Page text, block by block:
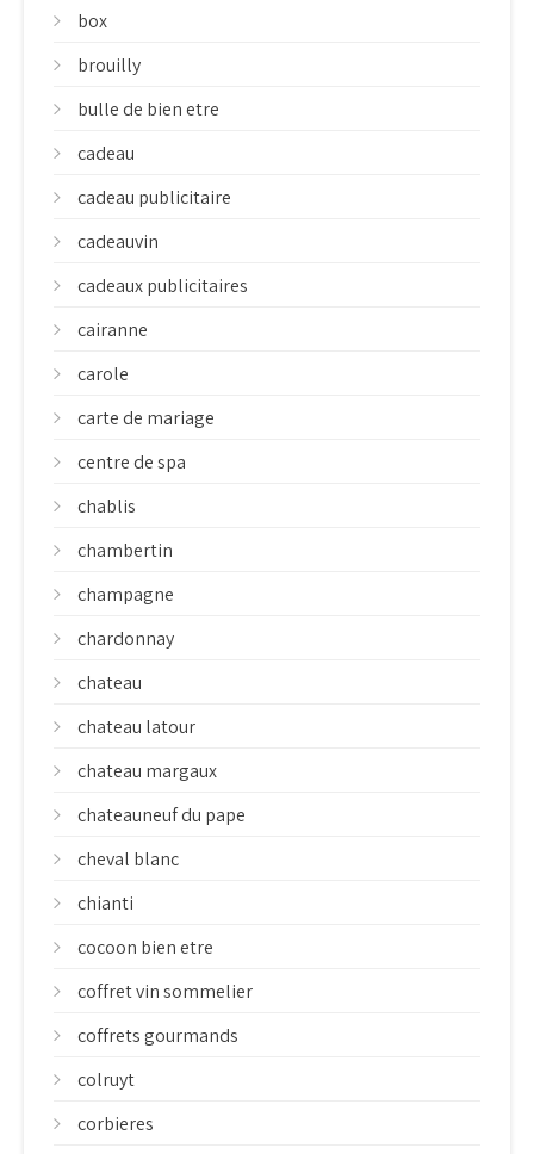
box
brouilly
bulle de bien etre
cadeau
cadeau publicitaire
cadeauvin
cadeaux publicitaires
cairanne
carole
carte de mariage
centre de spa
chablis
chambertin
champagne
chardonnay
chateau
chateau latour
chateau margaux
chateauneuf du pape
cheval blanc
chianti
cocoon bien etre
coffret vin sommelier
coffrets gourmands
colruyt
corbieres